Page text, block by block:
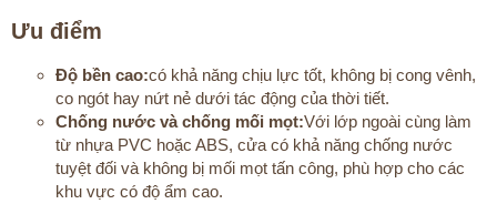
Ưu điểm​
Độ bền cao:có khả năng chịu lực tốt, không bị cong vênh,
co ngót hay nứt nẻ dưới tác động của thời tiết.
Chống nước và chống mối mọt:Với lớp ngoài cùng làm
từ nhựa PVC hoặc ABS, cửa có khả năng chống nước
tuyệt đối và không bị mối mọt tấn công, phù hợp cho các
khu vực có độ ẩm cao.